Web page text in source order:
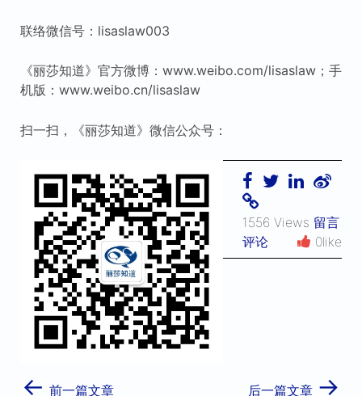
联络微信号：lisaslaw003
《丽莎知道》官方微博：www.weibo.com/lisaslaw；手
机版：www.weibo.cn/lisaslaw
扫一扫，《丽莎知道》微信公众号：
1556 Views 留言
评论
0like
← 前一篇文章 后一篇文章 →